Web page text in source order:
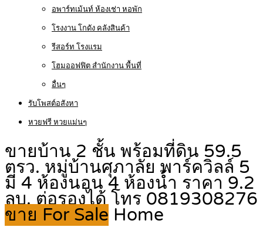
อพาร์ทเม้นท์ ห้องเช่า หอพัก
โรงงาน โกดัง คลังสินค้า
รีสอร์ท โรงแรม
โฮมออฟฟิต สำนักงาน พื้นที่
อื่นๆ
รับโพสต์อสังหา
หวยฟรี หวยแม่นๆ
ขายบ้าน 2 ชั้น พร้อมที่ดิน 59.5
ตรว. หมู่บ้านศุภาลัย พาร์ควิลล์ 5
มี 4 ห้องนอน 4 ห้องน้ำ ราคา 9.2
ลบ. ต่อรองได้ โทร 0819308276
ขาย For Sale Home